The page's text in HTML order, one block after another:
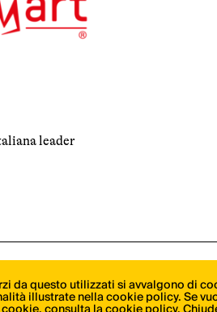
leader
da questo utilizzati si avvalgono di
illustrate nella cookie policy. Se